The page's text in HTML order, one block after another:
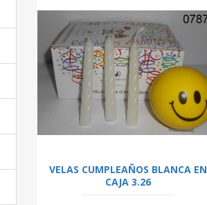
VELAS CUMPLEAÑOS BLANCA EN
CAJA 3.26